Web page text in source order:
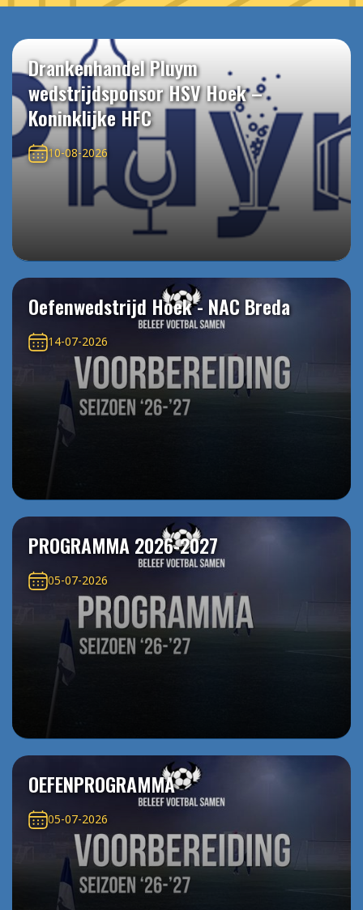
Drankenhandel Pluym
wedstrijdsponsor HSV Hoek –
Koninklijke HFC
10-08-2026
Oefenwedstrijd Hoek - NAC Breda
14-07-2026
PROGRAMMA 2026-2027
05-07-2026
OEFENPROGRAMMA
05-07-2026